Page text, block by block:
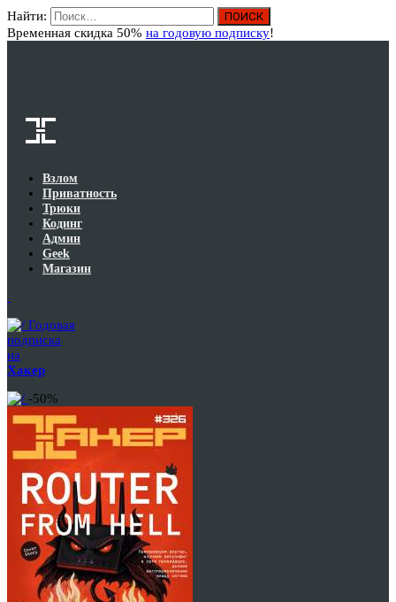
Найти:
Временная скидка 50% на годовую подписку!
Взлом
Приватность
Трюки
Кодинг
Админ
Geek
Магазин
Годовая
подписка
на
Хакер
-50%